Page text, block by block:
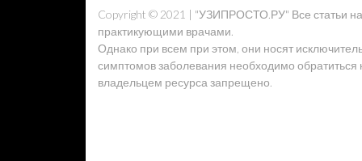
Copyright © 2021 | "УЗИПРОСТО.РУ" Все статьи
практикующими врачами.
Однако при всем при этом, они носят
симптомов заболевания необходимо обратиться
владельцем ресурса запрещено.